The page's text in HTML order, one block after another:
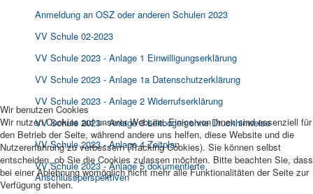
Anmeldung an OSZ oder anderen Schulen 2023
VV Schule 02-2023
VV Schule 2023 - Anlage 1 Einwilligungserklärung
VV Schule 2023 - Anlage 1a Datenschutzerklärung
VV Schule 2023 - Anlage 2 Widerrufserklärung
VV Schule 2023 - Anlage 3 Leitbogen ohne Druckhinweise
VV Schule 2023 - Anlage 4 Zeitplan
VV Schule 2023 - Anlage 5 dokumentierte
Anschlussperspektiven
Wir benutzen Cookies
Wir nutzen Cookies auf unserer Website. Einige von ihnen sind essenziell für
den Betrieb der Seite, während andere uns helfen, diese Website und die
Nutzererfahrung zu verbessern (Tracking Cookies). Sie können selbst
entscheiden, ob Sie die Cookies zulassen möchten. Bitte beachten Sie, dass
bei einer Ablehnung womöglich nicht mehr alle Funktionalitäten der Seite zur
Verfügung stehen.